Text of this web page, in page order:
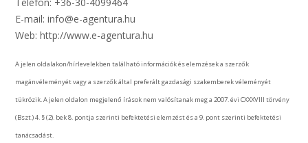
Telefon: +36-30-4099464
E-mail: info@e-agentura.hu
Web: http://www.e-agentura.hu
A jelen oldalakon/hírlevelekben található információk és elemzések a szerzők
magánvéleményét vagy a szerzők által preferált gazdasági szakemberek véleményét
tükrözik. A jelen oldalon megjelenő írások nem valósítanak meg a 2007. évi CXXXVIII törvény
(Bszt.) 4. § (2). bek 8. pontja szerinti befektetési elemzést és a 9. pont szerinti befektetési
tanácsadást.